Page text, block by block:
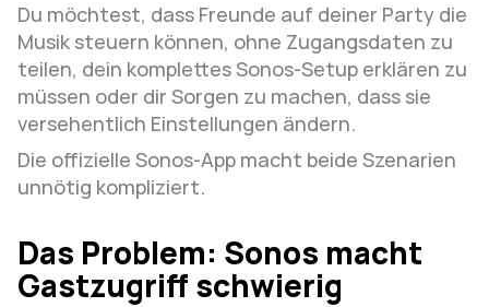
Du möchtest, dass Freunde auf deiner Party die
Musik steuern können, ohne Zugangsdaten zu
teilen, dein komplettes Sonos-Setup erklären zu
müssen oder dir Sorgen zu machen, dass sie
versehentlich Einstellungen ändern.
Die offizielle Sonos-App macht beide Szenarien
unnötig kompliziert.
Das Problem: Sonos macht
Gastzugriff schwierig